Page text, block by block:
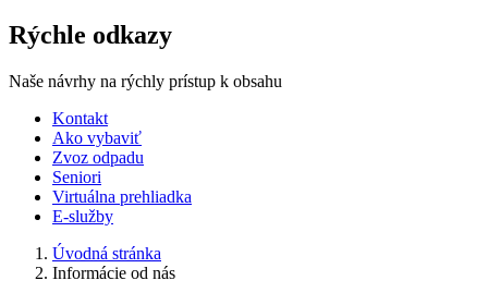
Rýchle odkazy
Naše návrhy na rýchly prístup k obsahu
Kontakt
Ako vybaviť
Zvoz odpadu
Seniori
Virtuálna prehliadka
E-služby
Úvodná stránka
Informácie od nás